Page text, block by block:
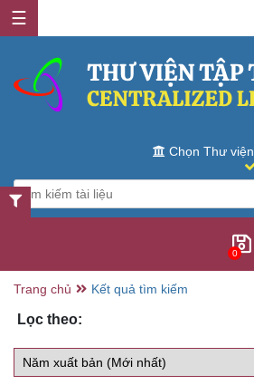
☰
Chọn Thư viện
0
Trang chủ Kết quả tìm kiếm
Lọc theo: